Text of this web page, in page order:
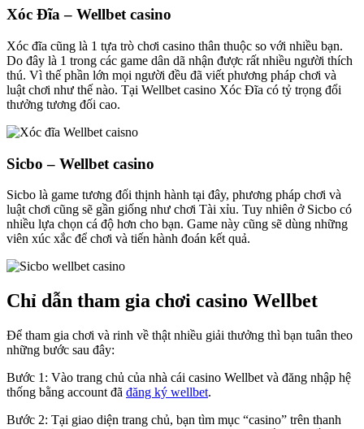
Xóc Đĩa – Wellbet casino
Xóc đĩa cũng là 1 tựa trò chơi casino thân thuộc so với nhiều bạn.
Do đây là 1 trong các game dân dã nhận được rất nhiều người thích
thú. Vì thế phần lớn mọi người đều đã viết phương pháp chơi và
luật chơi như thế nào. Tại Wellbet casino Xóc Đĩa có tỷ trọng đổi
thưởng tương đối cao.
Sicbo – Wellbet casino
Sicbo là game tương đối thịnh hành tại đây, phương pháp chơi và
luật chơi cũng sẽ gần giống như chơi Tài xỉu. Tuy nhiên ở Sicbo có
nhiều lựa chọn cá độ hơn cho bạn. Game này cũng sẽ dùng những
viên xúc xắc để chơi và tiến hành đoán kết quả.
Chỉ dẫn tham gia chơi casino Wellbet
Để tham gia chơi và rinh về thật nhiều giải thưởng thì bạn tuân theo
những bước sau đây:
Bước 1: Vào trang chủ của nhà cái casino Wellbet và đăng nhập hệ
thống bằng account đã đăng ký wellbet.
Bước 2: Tại giao diện trang chủ, bạn tìm mục “casino” trên thanh